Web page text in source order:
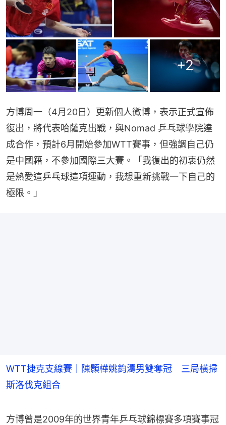
+2
方博周一（4月20日）更新個人微博，表示正式宣佈
復出，將代表哈薩克出戰，與Nomad 乒乓球學院達
成合作，預計6月開始參加WTT賽事，但強調自己仍
是中國籍，不參加國際三大賽。「我復出的初衷仍然
是熱愛這乒乓球這項運動，我想重新挑戰一下自己的
極限。」
WTT捷克支線賽｜陳顥樺姚鈞濤男雙奪冠 三局橫掃
斯洛伐克組合
方博曾是2009年的世界青年乒乓球錦標賽多項賽事冠